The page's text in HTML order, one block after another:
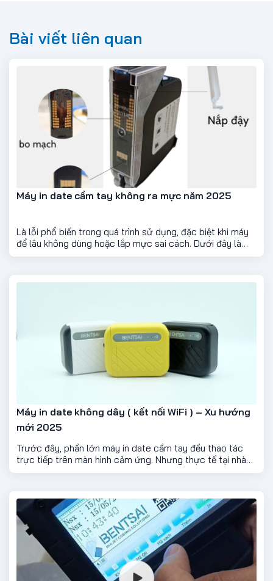
Bài viết liên quan
Máy in date cầm tay không ra mực năm 2025
Là lỗi phổ biến trong quá trình sử dụng, đặc biệt khi máy
để lâu không dùng hoặc lắp mực sai cách. Dưới đây là
một số nguyên nhân thường gặp và cách khắc phục
Máy in date không dây ( kết nối WiFi ) – Xu hướng
mới 2025
Trước đây, phần lớn máy in date cầm tay đều thao tác
trực tiếp trên màn hình cảm ứng. Nhưng thực tế tại nhà
xưởng – nơi bụi, dầu, mực hay bột sản phẩm bay khắp